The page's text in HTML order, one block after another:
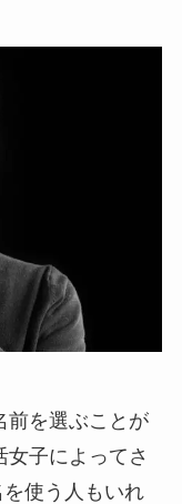
前を選ぶことが
子によってさ
使う人もいれ